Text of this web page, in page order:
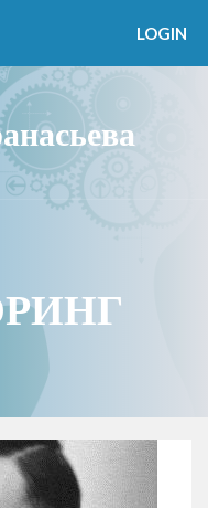
LOGIN